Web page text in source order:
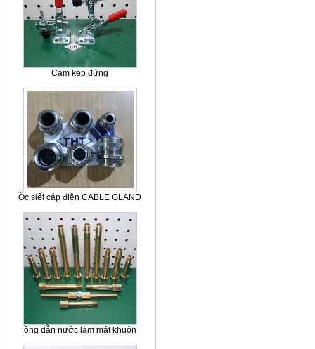
Cam kẹp đứng
Ốc siết cáp điện CABLE GLAND
ồng dẫn nước làm mát khuôn